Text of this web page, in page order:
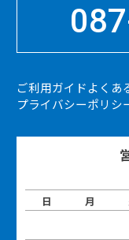
ご利用ガイドよくあ
プライバシーポリシ
日 月